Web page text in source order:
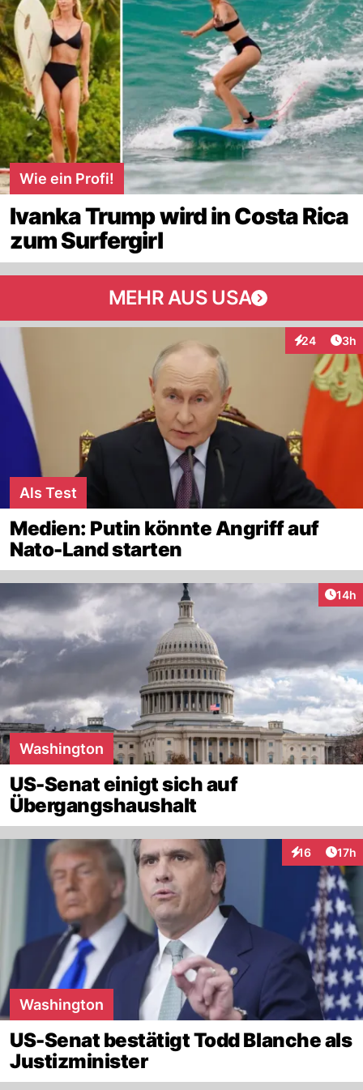
Wie ein Profi!
Ivanka Trump wird in Costa Rica
zum Surfergirl
MEHR AUS USA
24
Interaktionen
3h
Als Test
Medien: Putin könnte Angriff auf
Nato-Land starten
14h
Washington
US-Senat einigt sich auf
Übergangshaushalt
16
Interaktionen
17h
Washington
US-Senat bestätigt Todd Blanche als
Justizminister